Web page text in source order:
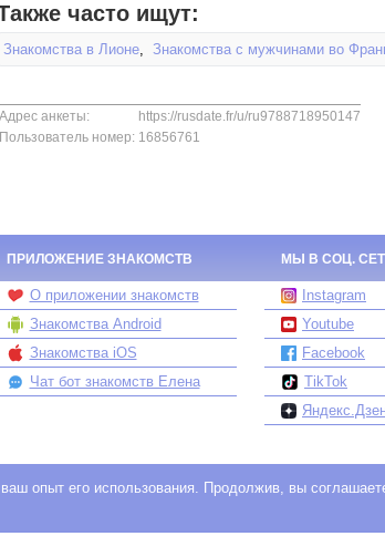
часто ищут:
Знакомства в Лионе, Знакомства с мужчинами во
Адрес анкеты:
https://rusdate.fr/u/ru9788718950147
Пользователь номер: 16856761
ПРИЛОЖЕНИЕ ЗНАКОМСТВ МЫ В СОЦ.
О приложении знакомств
Знакомства Android
Знакомства iOS
Чат бот знакомств Елена
Instagram
Youtube
Facebook
TikTok
опыт его использования. Продолжив, вы